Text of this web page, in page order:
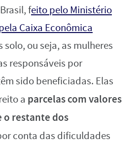
feito pelo Ministério
Caixa Econômica
solo, ou seja, as mulheres
responsáveis por
sido beneficiadas. Elas
a parcelas com valores
o restante dos
conta das dificuldades